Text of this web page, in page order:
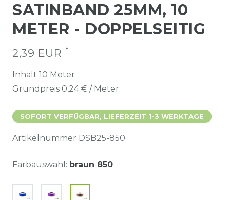
SATINBAND 25MM, 10
METER - DOPPELSEITIG
2,39 EUR *
Inhalt 10 Meter
Grundpreis 0,24 € / Meter
SOFORT VERFÜGBAR, LIEFERZEIT 1-3 WERKTAGE
Artikelnummer DSB25-850
Farbauswahl: braun 850